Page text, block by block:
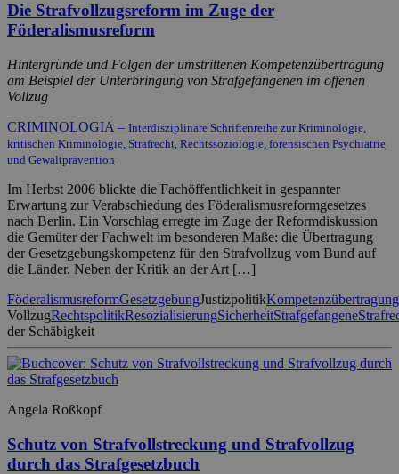
Die Strafvollzugsreform im Zuge der
Föderalismusreform
Hintergründe und Folgen der umstrittenen Kompetenzübertragung
am Beispiel der Unterbringung von Strafgefangenen im offenen
Vollzug
CRIMINOLOGIA – Interdisziplinäre Schriftenreihe zur Kriminologie,
kritischen Kriminologie, Strafrecht, Rechtssoziologie, forensischen Psychiatrie
und Gewaltprävention
Im Herbst 2006 blickte die Fachöffentlichkeit in gespannter
Erwartung zur Verabschiedung des Föderalismusreformgesetzes
nach Berlin. Ein Vorschlag erregte im Zuge der Reformdiskussion
die Gemüter der Fachwelt im besonderen Maße: die Übertragung
der Gesetzgebungskompetenz für den Strafvollzug vom Bund auf
die Länder. Neben der Kritik an der Art […]
FöderalismusreformGesetzgebungJustizpolitikKompetenzübertragung
VollzugRechtspolitikResozialisierungSicherheitStrafgefangene
der Schäbigkeit
Angela Roßkopf
Schutz von Strafvollstreckung und Strafvollzug
durch das Strafgesetzbuch